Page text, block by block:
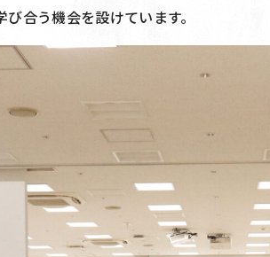
合う機会を設けています。